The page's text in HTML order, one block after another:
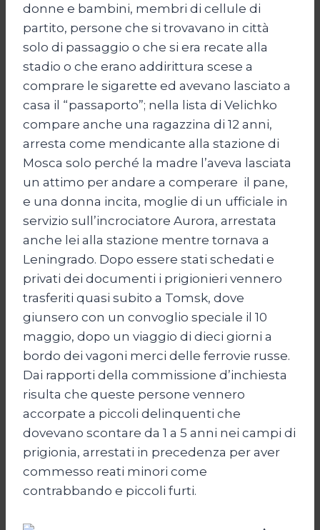
donne e bambini, membri di cellule di
partito, persone che si trovavano in città
solo di passaggio o che si era recate alla
stadio o che erano addirittura scese a
comprare le sigarette ed avevano lasciato a
casa il “passaporto”; nella lista di Velichko
compare anche una ragazzina di 12 anni,
arresta come mendicante alla stazione di
Mosca solo perché la madre l’aveva lasciata
un attimo per andare a comperare il pane,
e una donna incita, moglie di un ufficiale in
servizio sull’incrociatore Aurora, arrestata
anche lei alla stazione mentre tornava a
Leningrado. Dopo essere stati schedati e
privati dei documenti i prigionieri vennero
trasferiti quasi subito a Tomsk, dove
giunsero con un convoglio speciale il 10
maggio, dopo un viaggio di dieci giorni a
bordo dei vagoni merci delle ferrovie russe.
Dai rapporti della commissione d’inchiesta
risulta che queste persone vennero
accorpate a piccoli delinquenti che
dovevano scontare da 1 a 5 anni nei campi di
prigionia, arrestati in precedenza per aver
commesso reati minori come
contrabbando e piccoli furti.